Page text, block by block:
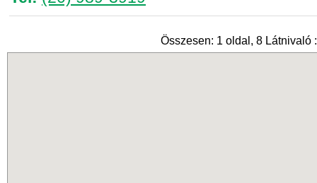
Összesen: 1 oldal, 8 Látnivaló :